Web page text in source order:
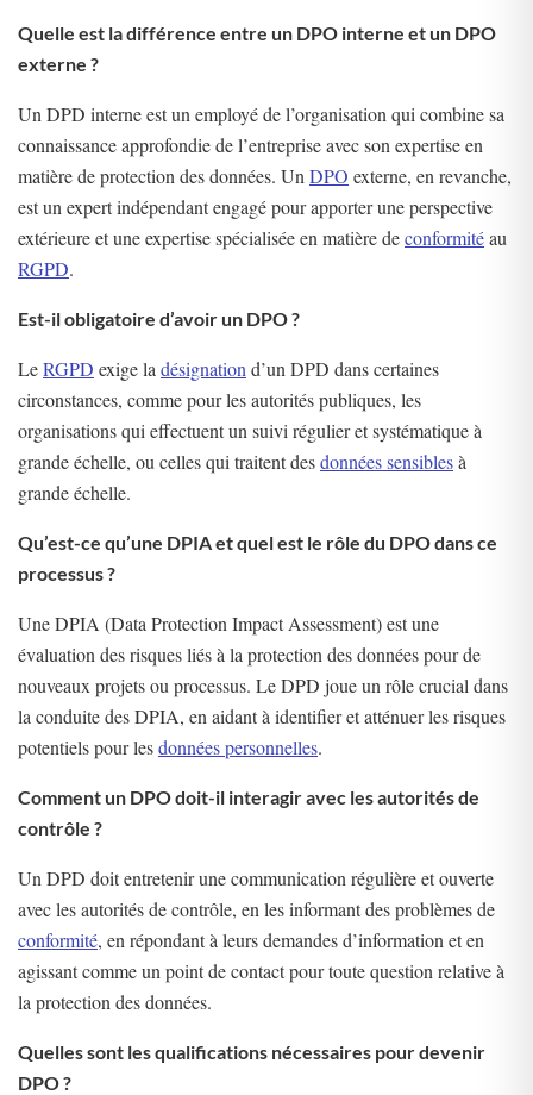
Quelle est la différence entre un DPO interne et un DPO
externe ?
Un DPD interne est un employé de l’organisation qui combine sa
connaissance approfondie de l’entreprise avec son expertise en
matière de protection des données. Un DPO externe, en revanche,
est un expert indépendant engagé pour apporter une perspective
extérieure et une expertise spécialisée en matière deconformitéau
RGPD.
Est-il obligatoire d’avoir un DPO ?
LeRGPD exige la désignation d’un DPD dans certaines
circonstances, comme pour les autorités publiques, les
organisations qui effectuent un suivi régulier et systématique à
grande échelle, ou celles qui traitent desdonnées sensiblesà
grande échelle.
Qu’est-ce qu’une DPIA et quel est le rôle du DPO dans ce
processus ?
Une DPIA (Data Protection Impact Assessment) est une
évaluation des risques liés à la protection des données pour de
nouveaux projets ou processus. Le DPD joue un rôle crucial dans
la conduite des DPIA, en aidant à identifier et atténuer les risques
potentiels pour lesdonnées personnelles.
Comment un DPO doit-il interagir avec les autorités de
contrôle ?
Un DPD doit entretenir une communication régulière et ouverte
avec les autorités de contrôle, en les informant des problèmes de
conformité, en répondant à leurs demandes d’information et en
agissant comme un point de contact pour toute question relative à
la protection des données.
Quelles sont les qualifications nécessaires pour devenir
DPO ?